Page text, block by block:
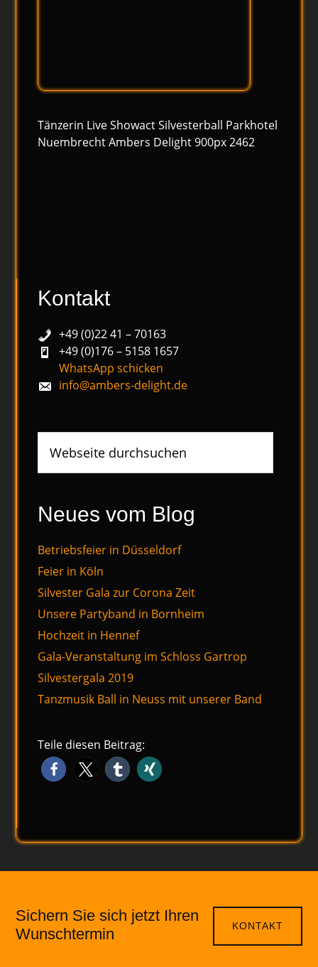
Tänzerin Live Showact Silvesterball Parkhotel
Nuembrecht Ambers Delight 900px 2462
Kontakt
+49 (0)22 41 – 70163
+49 (0)176 – 5158 1657
WhatsApp schicken
info@ambers-delight.de
durchsuchen
Neues vom Blog
Betriebsfeier in Düsseldorf
Feier in Köln
Silvester Gala zur Corona Zeit
Unsere Partyband in Bornheim
Hochzeit in Hennef
Gala-Veranstaltung im Schloss Gartrop
Silvestergala 2019
Tanzmusik Ball in Neuss mit unserer Band
Teile diesen Beitrag:
Sichern Sie sich jetzt Ihren
Wunschtermin
KONTAKT